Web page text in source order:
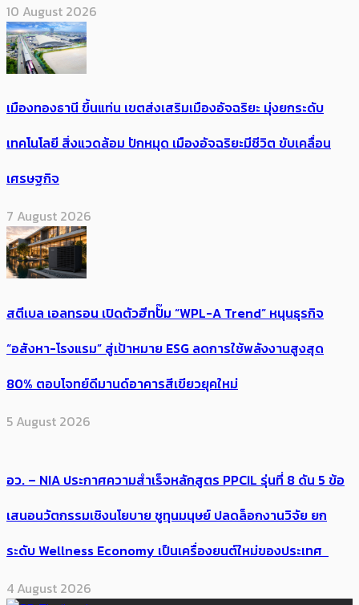
10 August 2026
เมืองทองธานี ขึ้นแท่น เขตส่งเสริมเมืองอัจฉริยะ มุ่งยกระดับ
เทคโนโลยี สิ่งแวดล้อม ปักหมุด เมืองอัจฉริยะมีชีวิต ขับเคลื่อน
เศรษฐกิจ
7 August 2026
สตีเบล เอลทรอน เปิดตัวฮีทปั๊ม “WPL-A Trend” หนุนธุรกิจ
“อสังหา-โรงแรม” สู่เป้าหมาย ESG ลดการใช้พลังงานสูงสุด
80% ตอบโจทย์ดีมานด์อาคารสีเขียวยุคใหม่
5 August 2026
อว. – NIA ประกาศความสำเร็จหลักสูตร PPCIL รุ่นที่ 8 ดัน 5 ข้อ
เสนอนวัตกรรมเชิงนโยบาย ชูทุนมนุษย์ ปลดล็อกงานวิจัย ยก
ระดับ Wellness Economy เป็นเครื่องยนต์ใหม่ของประเทศ
4 August 2026